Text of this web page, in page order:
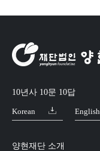
10년사 10문 10답
Korean English
양현재단 소개